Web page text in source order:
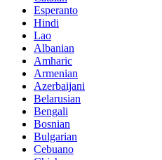
Esperanto
Hindi
Lao
Albanian
Amharic
Armenian
Azerbaijani
Belarusian
Bengali
Bosnian
Bulgarian
Cebuano